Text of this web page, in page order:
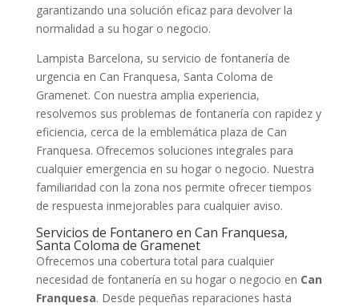
garantizando una solución eficaz para devolver la
normalidad a su hogar o negocio.
Lampista Barcelona, su servicio de fontanería de
urgencia en Can Franquesa, Santa Coloma de
Gramenet. Con nuestra amplia experiencia,
resolvemos sus problemas de fontanería con rapidez y
eficiencia, cerca de la emblemática plaza de Can
Franquesa. Ofrecemos soluciones integrales para
cualquier emergencia en su hogar o negocio. Nuestra
familiaridad con la zona nos permite ofrecer tiempos
de respuesta inmejorables para cualquier aviso.
Servicios de Fontanero en Can Franquesa,
Santa Coloma de Gramenet
Ofrecemos una cobertura total para cualquier
necesidad de fontanería en su hogar o negocio en Can
Franquesa. Desde pequeñas reparaciones hasta